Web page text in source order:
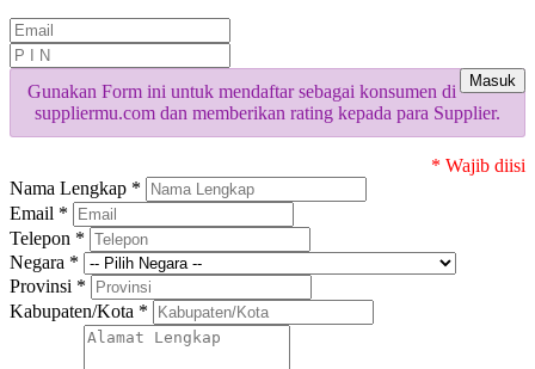
Masuk
Gunakan Form ini untuk mendaftar sebagai konsumen di
suppliermu.com dan memberikan rating kepada para Supplier.
* Wajib diisi
Nama Lengkap *
Email *
Telepon *
Negara *
Provinsi *
Kabupaten/Kota *